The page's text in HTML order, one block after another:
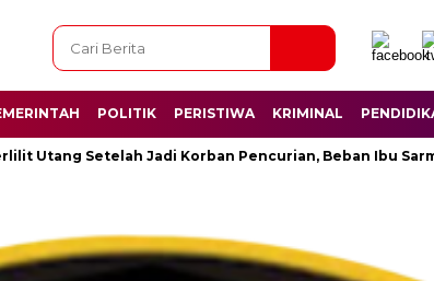
POLITIK PERISTIWA KRIMINAL
Setelah Jadi Korban Pencurian, Beban Ibu Sarmi